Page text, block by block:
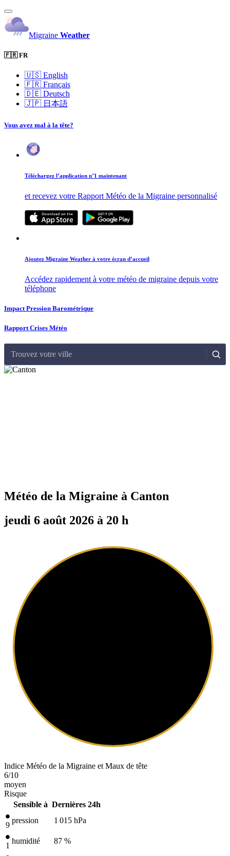
Migraine Weather
🇫🇷 FR
🇺🇸 English
🇫🇷 Français
🇩🇪 Deutsch
🇯🇵 日本語
Vous avez mal à la tête?
Téléchargez l’application n°1 maintenant
et recevez votre Rapport Météo de la Migraine personnalisé
Ajoutez Migraine Weather à votre écran d’accueil
Accédez rapidement à votre météo de migraine depuis votre
téléphone
Impact Pression Barométrique
Rapport Crises Météo
Trouvez votre ville
Météo de la Migraine à Canton
jeudi 6 août 2026 à 20 h
Indice Météo de la Migraine et Maux de tête
6/10
moyen
Risque
Sensible à Dernières 24h
9
pression 1 015 hPa
1
humidité 87 %